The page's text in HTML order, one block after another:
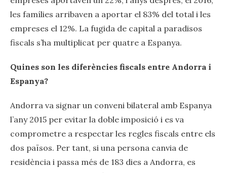
les famílies arribaven a aportar el 83% del total i les
empreses el 12%. La fugida de capital a paradisos
fiscals s’ha multiplicat per quatre a Espanya.
Quines son les diferències fiscals entre Andorra i
Espanya?
Andorra va signar un conveni bilateral amb Espanya
l’any 2015 per evitar la doble imposició i es va
comprometre a respectar les regles fiscals entre els
dos països. Per tant, si una persona canvia de
residència i passa més de 183 dies a Andorra, es